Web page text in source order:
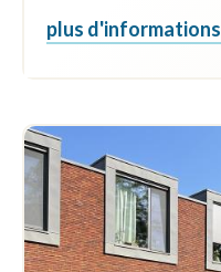
plus d'informations